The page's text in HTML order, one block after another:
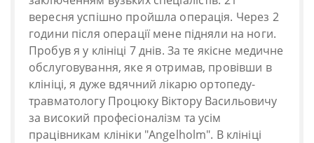
вересня успішно пройшла операція. Через 2
години після операції мене підняли на ноги.
Пробув я у клініці 7 днів. За те якісне медичне
обслуговування, яке я отримав, провівши в
клініці, я дуже вдячний лікарю ортопеду-
травматологу Процюку Віктору Васильовичу
за високий професіоналізм та усім
працівникам клініки "Angelholm". В клініці